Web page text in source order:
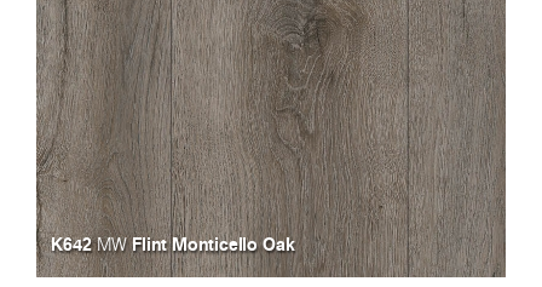
K642MWFlint Monticello Oak